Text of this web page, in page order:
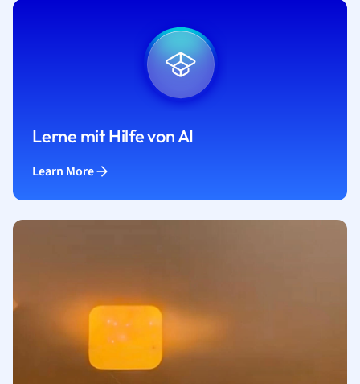
Lerne mit Hilfe von AI
Learn More